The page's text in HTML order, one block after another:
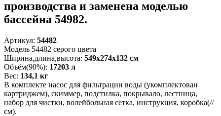
производства и заменена моделью
бассейна 54982.
Артикул: 54482
Модель 54482 серого цвета
Ширина,длина,высота: 549х274х132 см
Объём(90%): 17203 л
Вес: 134,1 кг
В комплекте насос для фильтрации воды (укомплектован
картриджем), скиммер, подстилка, покрывало, лестница,
набор для чистки, волейбольная сетка, инструкция, коробка(//
см).